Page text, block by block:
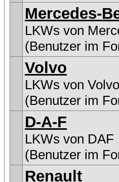
Mercedes-
LKWs von
(Benutzer im
Volvo
LKWs von Volvo
(Benutzer im
D-A-F
LKWs von DAF
(Benutzer im
Renault